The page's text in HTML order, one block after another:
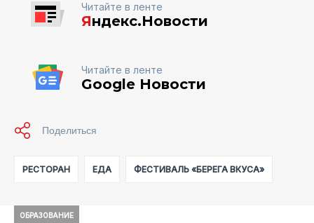
Читайте в ленте
Яндекс.Новости
Читайте в ленте
Google Новости
РЕСТОРАН ЕДА ФЕСТИВАЛЬ «БЕРЕГА ВКУСА»
ОБРАЗОВАНИЕ